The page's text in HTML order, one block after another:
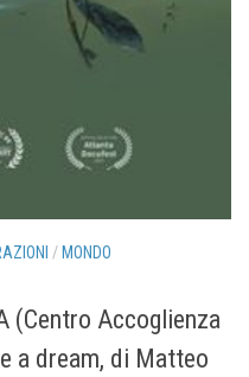
/ MONDO
(Centro Accoglienza
a dream, di Matteo